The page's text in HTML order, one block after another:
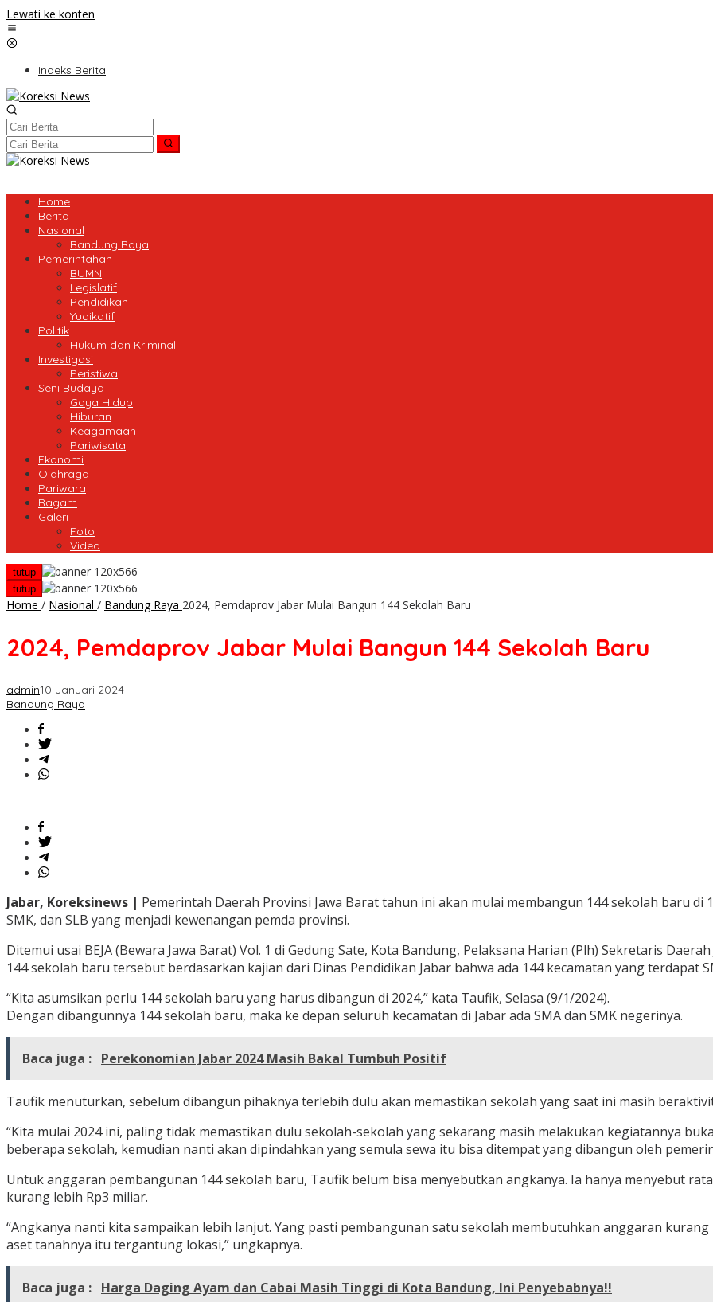
Lewati ke konten
Indeks Berita
Home
Berita
Nasional
Bandung Raya
Pemerintahan
BUMN
Legislatif
Pendidikan
Yudikatif
Politik
Hukum dan Kriminal
Investigasi
Peristiwa
Seni Budaya
Gaya Hidup
Hiburan
Keagamaan
Pariwisata
Ekonomi
Olahraga
Pariwara
Ragam
Galeri
Foto
Video
tutup
tutup
Home / Nasional / Bandung Raya 2024, Pemdaprov Jabar Mulai Bangun 144 Sekolah Baru
2024, Pemdaprov Jabar Mulai Bangun 144 Sekolah Baru
admin10 Januari 2024
Bandung Raya
Jabar, Koreksinews | Pemerintah Daerah Provinsi Jawa Barat tahun ini akan mulai membangun 144 sekolah baru
SMK, dan SLB yang menjadi kewenangan pemda provinsi.
Ditemui usai BEJA (Bewara Jawa Barat) Vol. 1 di Gedung Sate, Kota Bandung, Pelaksana Harian (Plh) Sekretaris
144 sekolah baru tersebut berdasarkan kajian dari Dinas Pendidikan Jabar bahwa ada 144 kecamatan yang terdapat
“Kita asumsikan perlu 144 sekolah baru yang harus dibangun di 2024,” kata Taufik, Selasa (9/1/2024).
Dengan dibangunnya 144 sekolah baru, maka ke depan seluruh kecamatan di Jabar ada SMA dan SMK negerinya.
Baca juga : Perekonomian Jabar 2024 Masih Bakal Tumbuh Positif
Taufik menuturkan, sebelum dibangun pihaknya terlebih dulu akan memastikan sekolah yang saat ini masih
“Kita mulai 2024 ini, paling tidak memastikan dulu sekolah-sekolah yang sekarang masih melakukan kegiatannya
beberapa sekolah, kemudian nanti akan dipindahkan yang semula sewa itu bisa ditempat yang dibangun oleh
Untuk anggaran pembangunan 144 sekolah baru, Taufik belum bisa menyebutkan angkanya. Ia hanya menyebut
kurang lebih Rp3 miliar.
“Angkanya nanti kita sampaikan lebih lanjut. Yang pasti pembangunan satu sekolah membutuhkan anggaran
aset tanahnya itu tergantung lokasi,” ungkapnya.
Baca juga : Harga Daging Ayam dan Cabai Masih Tinggi di Kota Bandung, Ini Penyebabnya!!